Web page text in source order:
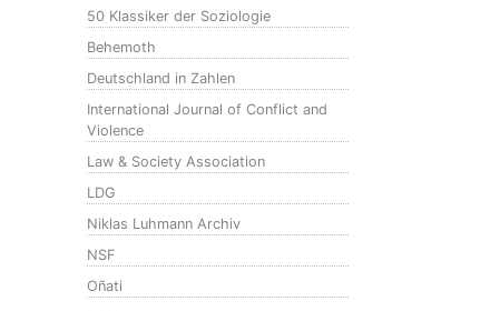
50 Klassiker der Soziologie
Behemoth
Deutschland in Zahlen
International Journal of Conflict and
Violence
Law & Society Association
LDG
Niklas Luhmann Archiv
NSF
Oñati